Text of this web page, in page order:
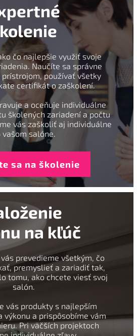
čo najlepšie využiť svoje
Naučíte sa správne
prístrojom, používať všetky
certifikát o zaškolení.
a oceňuje individuálne
školených zariadení a počtu
vás zaškoliť aj individuálne
vašom salóne.
sa na školenie
na kľúč
prevedieme všetkým, čo
premyslieť a zariadiť tak,
tomu, ako chcete viesť svoj
salón.
vás produkty s najlepším
výkonu a prispôsobíme vám
Pri väčších projektoch